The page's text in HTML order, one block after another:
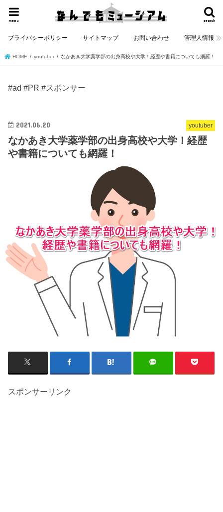
search
menu
プライバシーポリシー サイトマップ お問い合わせ 管理人情報
HOME youtuber なかあき大学薬学部の出身高校や大学！経歴や書籍についても網羅！
#ad #PR #スポンサー
youtuber
2021.06.20
なかあき大学薬学部の出身高校や大学！経歴
や書籍についても網羅！
スポンサーリンク